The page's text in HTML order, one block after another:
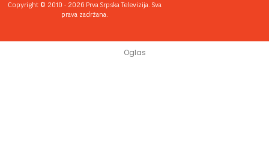
Copyright © 2010 - 2026 Prva Srpska Televizija. Sva
prava zadržana.